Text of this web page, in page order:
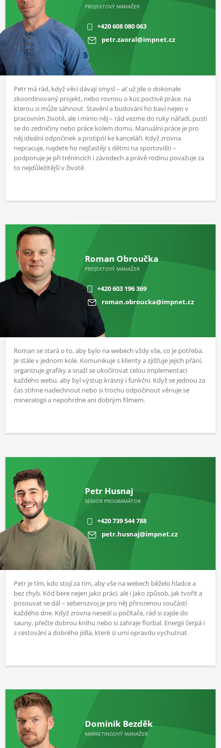
PROJEKTOVÝ MANAŽER
+420 608 080 063
petr.zaoral@impnet.cz
Petr má rád, když věci dávají smysl – ať už jde o dokonale
zkoordinovaný projekt, nebo rovnou o kus poctivé práce, na
kterou si může sáhnout. Stavění a budování ho baví nejen v
pracovním životě, ale i mimo něj – rád vezme do ruky nářadí, pustí
se do zedničiny nebo práce kolem domu. Manuální práce je pro
něj ideální odpočinek a protipól ke kanceláři. Když zrovna
nepracuje, najdete ho nejčastěji s dětmi na sportovišti –
podporuje je při trénincích i závodech a právě rodinu považuje za
to nejdůležitější v životě.
Roman Obroučka
PROJEKTOVÝ MANAŽER
+420 603 196 369
roman.obroucka@impnet.cz
Roman se stará o to, aby bylo na webech vždy vše, co je potřeba.
Je stále v jednom kole. Komunikuje s klienty a zjišťuje jejich přání,
organizuje grafiky a snaží se ukočírovat celou implementaci
každého webu, aby byl výstup krásný i funkční. Když se jednou za
čas stihne nadechnout nebo si trochu odpočinout věnuje se
mineralogii a nepohrdne ani dobrým filmem.
Petr Husnaj
SENIOR PROGRAMÁTOR
+420 739 544 788
petr.husnaj@impnet.cz
Petr je tím, kdo stojí za tím, aby vše na webech běželo hladce a
bez chyb. Kód bere nejen jako práci, ale i jako způsob, jak tvořit a
posouvat se dál – seberozvoj je pro něj přirozenou součástí
každého dne. Když zrovna nesedí u počítače, rád si zajde do
sauny, přečte dobrou knihu nebo si zahraje florbal. Energii čerpá i
z cestování a dobrého jídla, které si umí opravdu vychutnat.
Dominik Bezděk
MARKETINGOVÝ MANAŽER